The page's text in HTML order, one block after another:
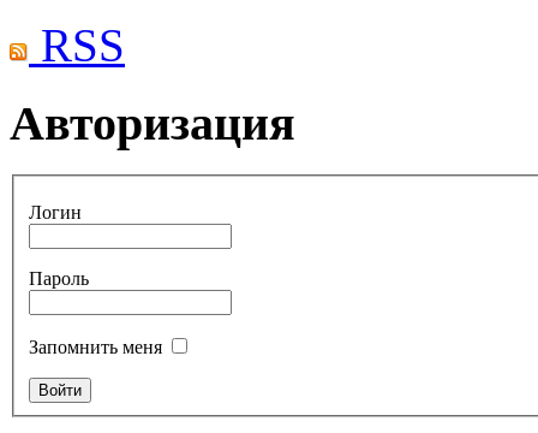
RSS
Авторизация
Логин
Пароль
Запомнить меня